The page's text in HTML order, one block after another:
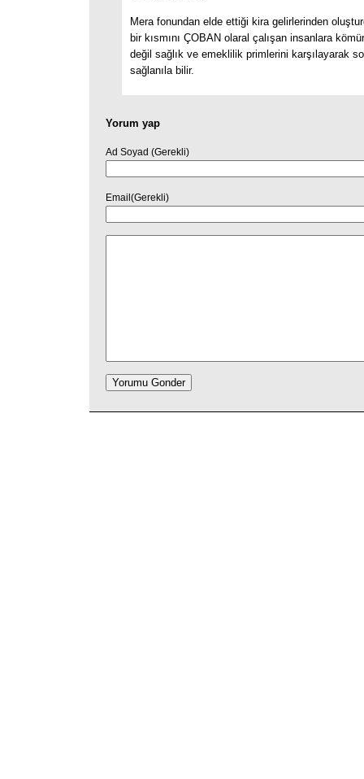
Mera fonundan elde ettiği kira gelirlerinden
bir kısmını ÇOBAN olaral çalışan insanlara
değil sağlık ve emeklilik primlerini karşılayarak
sağlanıla bilir.
Yorum yap
Ad Soyad (Gerekli)
Email(Gerekli)